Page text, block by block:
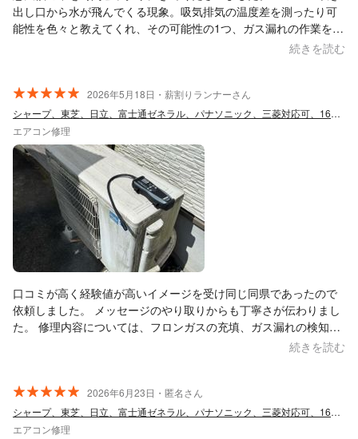
出し口から水が飛んでくる現象。吸気排気の温度差を測ったり可
能性を色々と教えてくれ、その可能性の1つ、ガス漏れの作業をし
続きを読む
2026年5月18日・薪割りランナーさん
シャープ、東芝、日立、富士通ゼネラル、パナソニック、三菱対応可、16年2万件実績
エアコン修理
口コミが高く経験値が高いイメージを受け同じ同県であったので
依頼しました。 メッセージのやり取りからも丁寧さが伝わりまし
た。 修理内容については、フロンガスの充填、ガス漏れの検知、
動作確認でした。メーカーの修理業者と違い丁寧な対応でした。
ピートしたいと感じられる方でした。
続きを読む
2026年6月23日・匿名さん
シャープ、東芝、日立、富士通ゼネラル、パナソニック、三菱対応可、16年2万件実績
エアコン修理